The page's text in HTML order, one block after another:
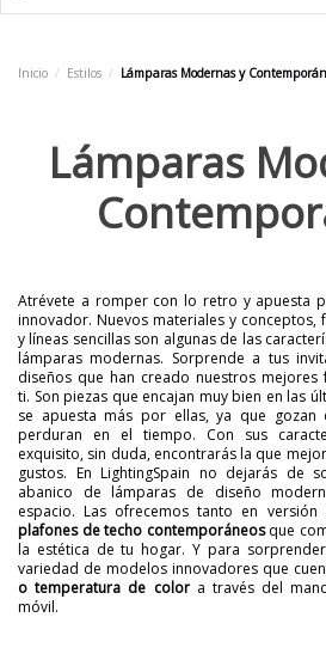
Inicio Estilos Lámparas Modernas y
Lámparas
Atrévete a romper con lo retro y apuesta
innovador. Nuevos materiales y
y líneas sencillas son algunas de las
lámparas modernas. Sorprende a tus
diseños que han creado nuestros mejores
ti. Son piezas que encajan muy bien en las
se apuesta más por ellas, ya que
perduran en el tiempo. Con sus
exquisito, sin duda, encontrarás la que
gustos. En LightingSpain no dejarás de
abanico de lámparas de diseño
espacio. Las ofrecemos tanto en versión
plafones de techo contemporáneosque
la estética de tu hogar. Y para
variedad de modelos innovadores que
o temperatura de colora través del
móvil.